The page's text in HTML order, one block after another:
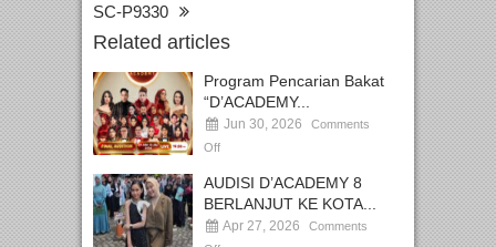
SC-P9330
Related articles
Program Pencarian Bakat
“D’ACADEMY...
Jun 30, 2026
Comments
Off
AUDISI D’ACADEMY 8
BERLANJUT KE KOTA...
Apr 27, 2026
Comments